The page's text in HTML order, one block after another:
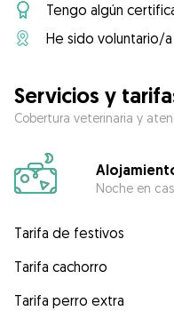
Tengo algún
He sido voluntario/
Servicios y
Cobertura veterinaria y
Noche en
Tarifa de festivos
Tarifa cachorro
Tarifa perro extra